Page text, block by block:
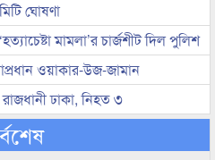
ঘোষণা
মামলা’র চার্জশীট দিল পুলিশ
ওয়াকার-উজ-জামান
ঢাকা, নিহত ৩